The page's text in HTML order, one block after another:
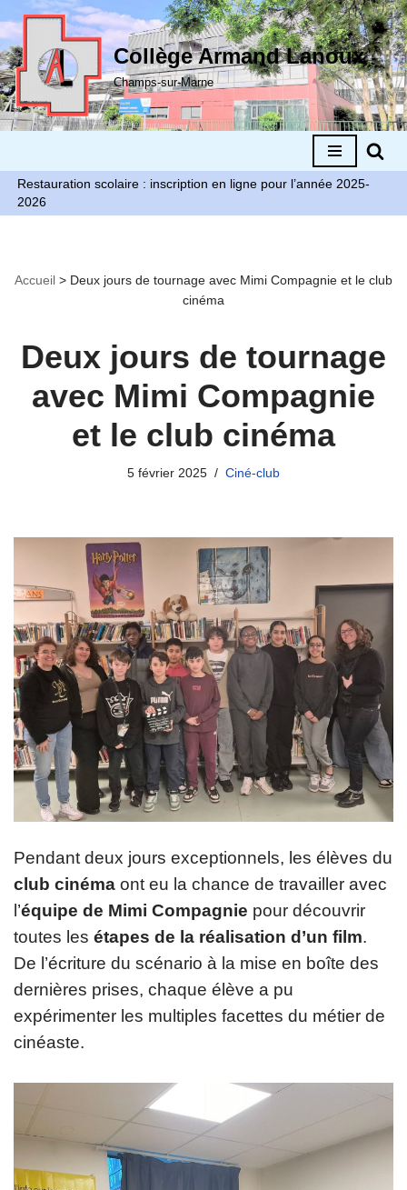
Aller
au
contenu
Collège Armand Lanoux
Champs-sur-Marne
Restauration scolaire : inscription en ligne pour l’année 2025-
2026
Accueil > Deux jours de tournage avec Mimi Compagnie et le club
cinéma
Deux jours de tournage
avec Mimi Compagnie
et le club cinéma
5 février 2025 Ciné-club
Pendant deux jours exceptionnels, les élèves du
club cinéma ont eu la chance de travailler avec
l’équipe de Mimi Compagnie pour découvrir
toutes les étapes de la réalisation d’un film.
De l’écriture du scénario à la mise en boîte des
dernières prises, chaque élève a pu
expérimenter les multiples facettes du métier de
cinéaste.